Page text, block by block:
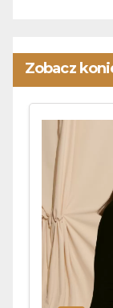
Zobacz